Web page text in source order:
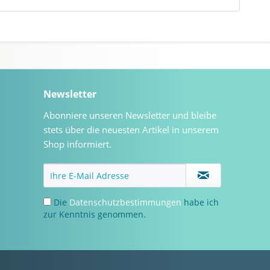
Newsletter
Abonniere unseren Newsletter und bleibe
stets über die neuesten Artikel in unserem
Shop informiert.
Die Datenschutzbestimmungen habe ich
zur Kenntnis genommen.